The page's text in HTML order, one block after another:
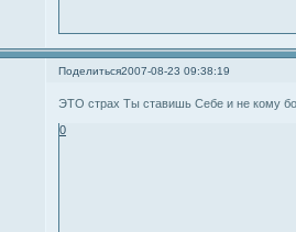
Поделиться2007-08-23 09:38:19
ЭТО страх Ты ставишь Себе и не кому
0